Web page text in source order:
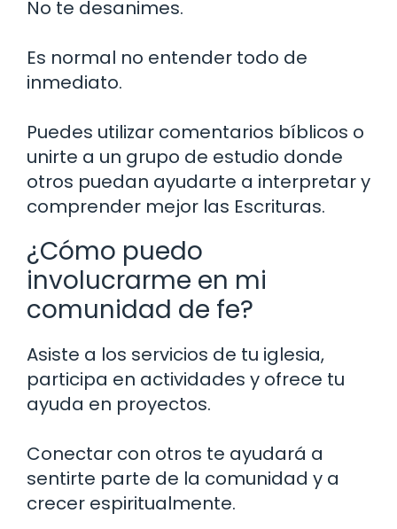
No te desanimes.
Es normal no entender todo de
inmediato.
Puedes utilizar comentarios bíblicos o
unirte a un grupo de estudio donde
otros puedan ayudarte a interpretar y
comprender mejor las Escrituras.
¿Cómo puedo
involucrarme en mi
comunidad de fe?
Asiste a los servicios de tu iglesia,
participa en actividades y ofrece tu
ayuda en proyectos.
Conectar con otros te ayudará a
sentirte parte de la comunidad y a
crecer espiritualmente.